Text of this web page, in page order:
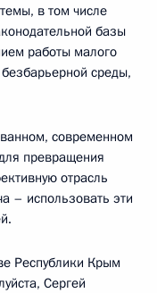
в том числе
базы
работы малого
среды,
современном
превращения
отрасль
– использовать эти
Республики Крым
Сергей